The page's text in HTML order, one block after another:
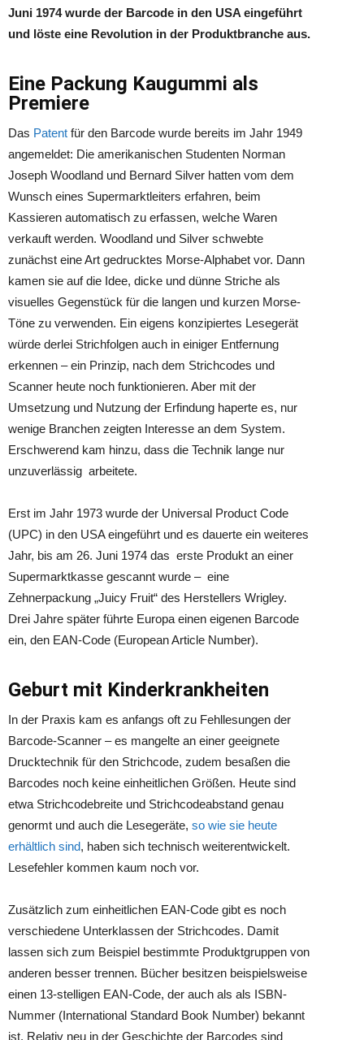
Juni 1974 wurde der Barcode in den USA eingeführt
und löste eine Revolution in der Produktbranche aus.
Eine Packung Kaugummi als
Premiere
Das Patent für den Barcode wurde bereits im Jahr 1949
angemeldet: Die amerikanischen Studenten Norman
Joseph Woodland und Bernard Silver hatten vom dem
Wunsch eines Supermarktleiters erfahren, beim
Kassieren automatisch zu erfassen, welche Waren
verkauft werden. Woodland und Silver schwebte
zunächst eine Art gedrucktes Morse-Alphabet vor. Dann
kamen sie auf die Idee, dicke und dünne Striche als
visuelles Gegenstück für die langen und kurzen Morse-
Töne zu verwenden. Ein eigens konzipiertes Lesegerät
würde derlei Strichfolgen auch in einiger Entfernung
erkennen – ein Prinzip, nach dem Strichcodes und
Scanner heute noch funktionieren. Aber mit der
Umsetzung und Nutzung der Erfindung haperte es, nur
wenige Branchen zeigten Interesse an dem System.
Erschwerend kam hinzu, dass die Technik lange nur
unzuverlässig arbeitete.
Erst im Jahr 1973 wurde der Universal Product Code
(UPC) in den USA eingeführt und es dauerte ein weiteres
Jahr, bis am 26. Juni 1974 das erste Produkt an einer
Supermarktkasse gescannt wurde – eine
Zehnerpackung „Juicy Fruit“ des Herstellers Wrigley.
Drei Jahre später führte Europa einen eigenen Barcode
ein, den EAN-Code (European Article Number).
Geburt mit Kinderkrankheiten
In der Praxis kam es anfangs oft zu Fehllesungen der
Barcode-Scanner – es mangelte an einer geeignete
Drucktechnik für den Strichcode, zudem besaßen die
Barcodes noch keine einheitlichen Größen. Heute sind
etwa Strichcodebreite und Strichcodeabstand genau
genormt und auch die Lesegeräte, so wie sie heute
erhältlich sind, haben sich technisch weiterentwickelt.
Lesefehler kommen kaum noch vor.
Zusätzlich zum einheitlichen EAN-Code gibt es noch
verschiedene Unterklassen der Strichcodes. Damit
lassen sich zum Beispiel bestimmte Produktgruppen von
anderen besser trennen. Bücher besitzen beispielsweise
einen 13-stelligen EAN-Code, der auch als als ISBN-
Nummer (International Standard Book Number) bekannt
ist. Relativ neu in der Geschichte der Barcodes sind